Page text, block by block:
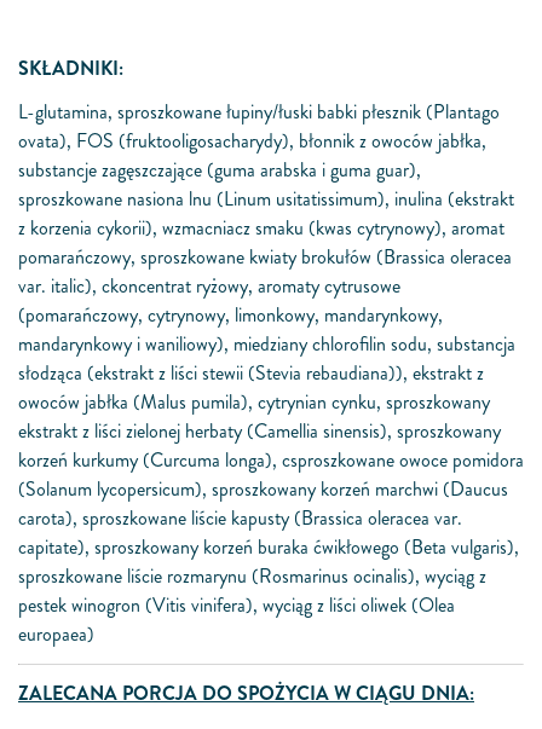
SKŁADNIKI:
L-glutamina, sproszkowane łupiny/łuski babki płesznik (Plantago
ovata), FOS (fruktooligosacharydy), błonnik z owoców jabłka,
substancje zagęszczające (guma arabska i guma guar),
sproszkowane nasiona lnu (Linum usitatissimum), inulina (ekstrakt
z korzenia cykorii), wzmacniacz smaku (kwas cytrynowy), aromat
pomarańczowy, sproszkowane kwiaty brokułów (Brassica oleracea
var. italic), ckoncentrat ryżowy, aromaty cytrusowe
(pomarańczowy, cytrynowy, limonkowy, mandarynkowy,
mandarynkowy i waniliowy), miedziany chlorofilin sodu, substancja
słodząca (ekstrakt z liści stewii (Stevia rebaudiana)), ekstrakt z
owoców jabłka (Malus pumila), cytrynian cynku, sproszkowany
ekstrakt z liści zielonej herbaty (Camellia sinensis), sproszkowany
korzeń kurkumy (Curcuma longa), csproszkowane owoce pomidora
(Solanum lycopersicum), sproszkowany korzeń marchwi (Daucus
carota), sproszkowane liście kapusty (Brassica oleracea var.
capitate), sproszkowany korzeń buraka ćwikłowego (Beta vulgaris),
sproszkowane liście rozmarynu (Rosmarinus ocinalis), wyciąg z
pestek winogron (Vitis vinifera), wyciąg z liści oliwek (Olea
europaea)
ZALECANA PORCJA DO SPOŻYCIA W CIĄGU DNIA: